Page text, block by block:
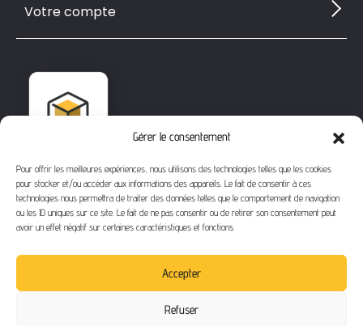
Gérer le consentement
Pour offrir les meilleures expériences, nous utilisons des technologies telles que les cookies
pour stocker et/ou accéder aux informations des appareils. Le fait de consentir à ces
technologies nous permettra de traiter des données telles que le comportement de navigation
ou les ID uniques sur ce site. Le fait de ne pas consentir ou de retirer son consentement peut
avoir un effet négatif sur certaines caractéristiques et fonctions.
Accepter
Refuser
1112 Bd Fernand Darchicourt
62110 Hénin-Beaumont
Téléphone: 03 21 67 24 31
Votre compte